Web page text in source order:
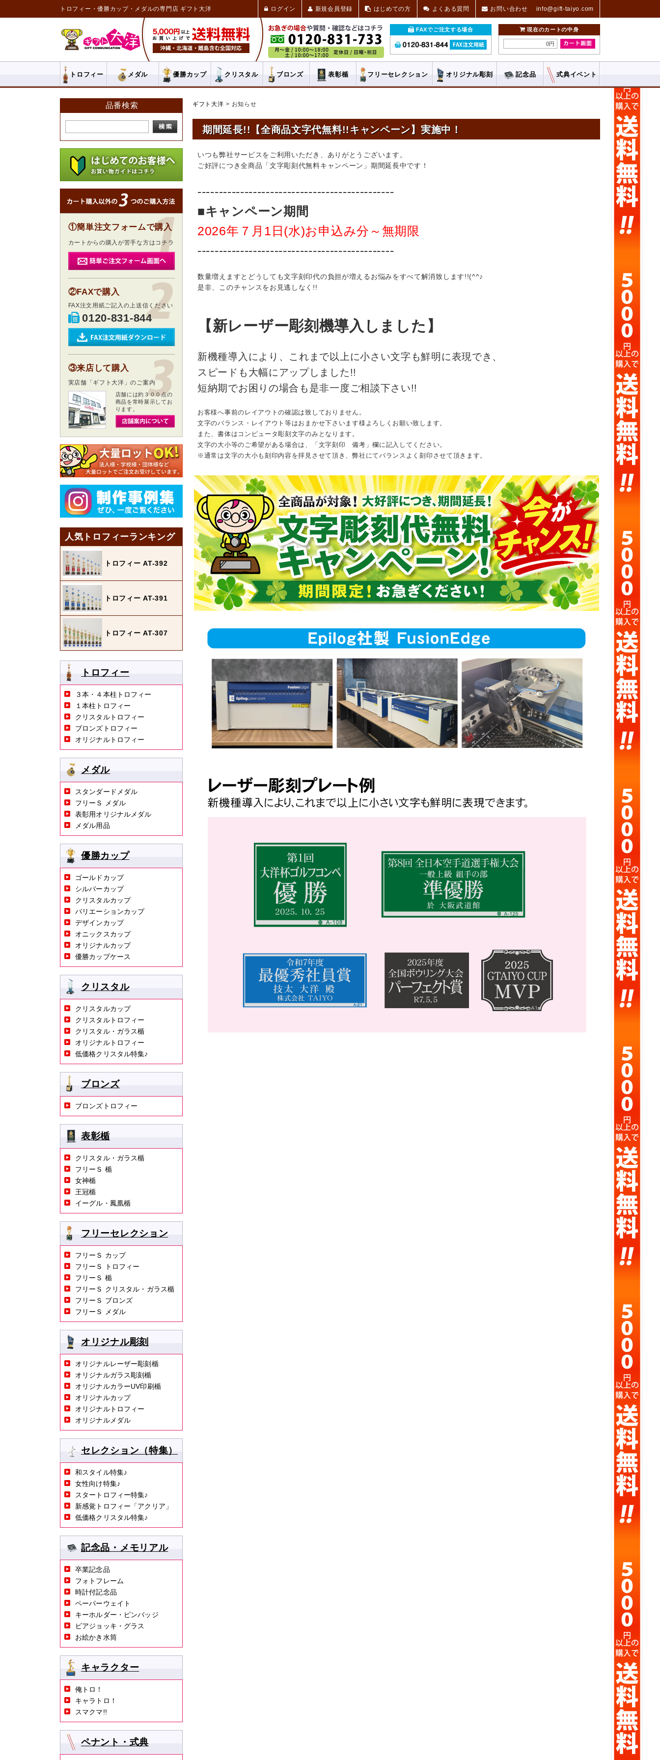
トロフィー・優勝カップ・メダルの専門店 ギフト大洋 ログイン 新規会員登録 はじめての方 よくある質問 お問い合わせ info@gift-taiyo.com
FAXでご注文する場合 現在のカートの中身
0円
トロフィー メダル 優勝カップ クリスタル ブロンズ 表彰楯 フリーセレクション オリジナル彫刻 記念品 式典イベント
ギフト大洋 お知らせ
期間延長!!【全商品文字代無料!!キャンペーン】実施中！
いつも弊社サービスをご利用いただき、ありがとうございます。
ご好評につき全商品「文字彫刻代無料キャンペーン」期間延長中です！
----------------------------------------------
■キャンペーン期間
2026年７月1日(水)お申込み分～無期限
----------------------------------------------
数量増えますとどうしても文字刻印代の負担が増えるお悩みをすべて解消致します!!(^^♪
是非、このチャンスをお見逃しなく!!
【新レーザー彫刻機導入しました】
新機種導入により、これまで以上に小さい文字も鮮明に表現でき、
スピードも大幅にアップしました!!
短納期でお困りの場合も是非一度ご相談下さい!!
お客様へ事前のレイアウトの確認は致しておりません。
文字のバランス・レイアウト等はおまかせ下さいます様よろしくお願い致します。
また、書体はコンピュータ彫刻文字のみとなります。
文字の大小等のご希望がある場合は、「文字刻印 備考」欄に記入してください。
※通常は文字の大小も刻印内容を拝見させて頂き、弊社にてバランスよく刻印させて頂きます。
品番検索
①簡単注文フォームで購入
カートからの購入が苦手な方はコチラ
②FAXで購入
FAX注文用紙ご記入の上送信ください
0120-831-844
③来店して購入
実店舗「ギフト大洋」のご案内
店舗には約３００点の
商品を常時展示してお
ります。
人気トロフィーランキング
トロフィー AT-392
トロフィー AT-391
トロフィー AT-307
トロフィー
３本・４本柱トロフィー
１本柱トロフィー
クリスタルトロフィー
ブロンズトロフィー
オリジナルトロフィー
メダル
スタンダードメダル
フリーＳ メダル
表彰用オリジナルメダル
メダル用品
優勝カップ
ゴールドカップ
シルバーカップ
クリスタルカップ
バリエーションカップ
デザインカップ
オニックスカップ
オリジナルカップ
優勝カップケース
クリスタル
クリスタルカップ
クリスタルトロフィー
クリスタル・ガラス楯
オリジナルトロフィー
低価格クリスタル特集♪
ブロンズ
ブロンズトロフィー
表彰楯
クリスタル・ガラス楯
フリーＳ 楯
女神楯
王冠楯
イーグル・鳳凰楯
フリーセレクション
フリーＳ カップ
フリーＳ トロフィー
フリーＳ 楯
フリーＳ クリスタル・ガラス楯
フリーＳ ブロンズ
フリーＳ メダル
オリジナル彫刻
オリジナルレーザー彫刻楯
オリジナルガラス彫刻楯
オリジナルカラーUV印刷楯
オリジナルカップ
オリジナルトロフィー
オリジナルメダル
セレクション（特集）
和スタイル特集♪
女性向け特集♪
スタートロフィー特集♪
新感覚トロフィー「アクリア」
低価格クリスタル特集♪
記念品・メモリアル
卒業記念品
フォトフレーム
時計付記念品
ペーパーウェイト
キーホルダー・ピンバッジ
ビアジョッキ・グラス
お絵かき水筒
キャラクター
俺トロ！
キャラトロ！
スマクマ!!
ペナント・式典